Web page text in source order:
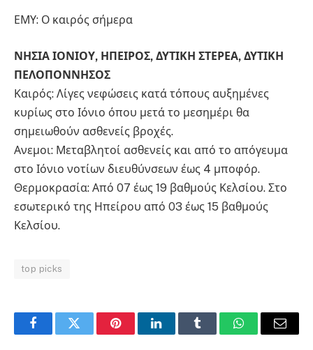
ΕΜΥ: Ο καιρός σήμερα
ΝΗΣΙΑ ΙΟΝΙΟΥ, ΗΠΕΙΡΟΣ, ΔΥΤΙΚΗ ΣΤΕΡΕΑ, ΔΥΤΙΚΗ
ΠΕΛΟΠΟΝΝΗΣΟΣ
Καιρός: Λίγες νεφώσεις κατά τόπους αυξημένες
κυρίως στο Ιόνιο όπου μετά το μεσημέρι θα
σημειωθούν ασθενείς βροχές.
Ανεμοι: Μεταβλητοί ασθενείς και από το απόγευμα
στο Ιόνιο νοτίων διευθύνσεων έως 4 μποφόρ.
Θερμοκρασία: Από 07 έως 19 βαθμούς Κελσίου. Στο
εσωτερικό της Ηπείρου από 03 έως 15 βαθμούς
Κελσίου.
top picks
FacebookTwitter PinterestLinkedInTumblr WhatsAppEmail